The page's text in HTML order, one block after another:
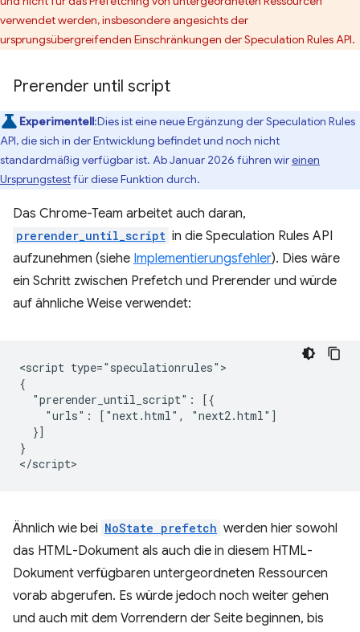
verwendet werden, insbesondere angesichts der
ursprungsübergreifenden Einschränkungen der Speculation Rules API.
Prerender until script
Experimentell:Dies ist eine neue Ergänzung der Speculation Rules
API, die sich in der Entwicklung befindet und noch nicht
standardmäßig verfügbar ist. Ab Januar 2026 führen wireinen
Ursprungstestfür diese Funktion durch.
Das Chrome-Team arbeitet auch daran,
prerender_until_script in die Speculation Rules API
aufzunehmen (siehe Implementierungsfehler). Dies wäre
ein Schritt zwischen Prefetch und Prerender und würde
auf ähnliche Weise verwendet:
<script type="speculationrules">
{
  "prerender_until_script": [{
    "urls": ["next.html", "next2.html"]
  }]
}
Ähnlich wie bei NoState prefetch werden hier sowohl
das HTML-Dokument als auch die in diesem HTML-
Dokument verfügbaren untergeordneten Ressourcen
vorab abgerufen. Es würde jedoch noch weiter gehen
und auch mit dem Vorrendern der Seite beginnen, bis